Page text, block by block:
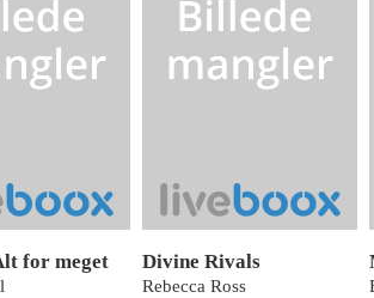
for meget Divine Rivals
Rebecca Ross